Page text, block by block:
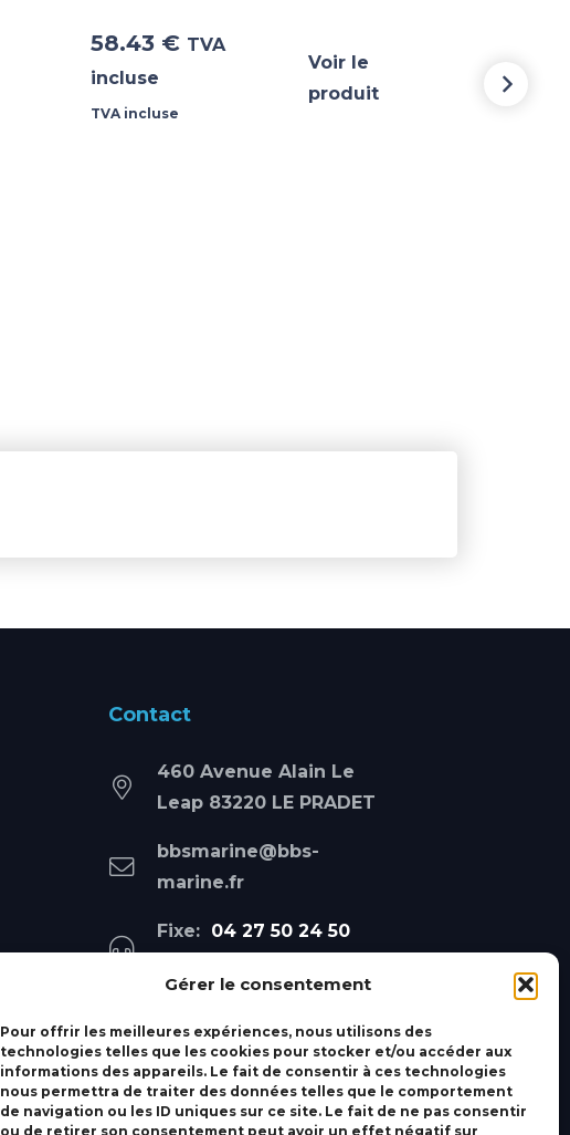
Gérer le consentement
Pour offrir les meilleures expériences, nous utilisons des
technologies telles que les cookies pour stocker et/ou accéder aux
informations des appareils. Le fait de consentir à ces technologies
nous permettra de traiter des données telles que le comportement
de navigation ou les ID uniques sur ce site. Le fait de ne pas consentir
ou de retirer son consentement peut avoir un effet négatif sur
58.43 € TVA
incluse
TVA incluse
Voir le
produit
Contact
460 Avenue Alain Le
Leap 83220 LE PRADET
bbsmarine@bbs-
marine.fr
Fixe: 04 27 50 24 50